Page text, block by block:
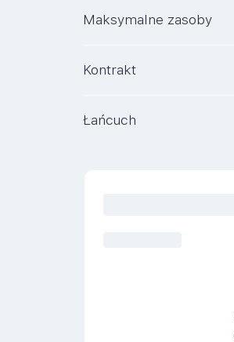
Maksymalne zasoby
Kontrakt
Łańcuch